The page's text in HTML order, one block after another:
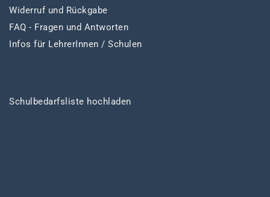
Widerruf und Rückgabe
FAQ - Fragen und Antworten
Infos für LehrerInnen / Schulen
Schulbedarfsliste hochladen